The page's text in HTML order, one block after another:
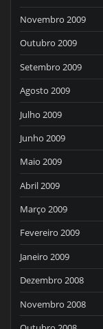
Novembro 2009
Outubro 2009
Setembro 2009
Agosto 2009
Julho 2009
Junho 2009
Maio 2009
Abril 2009
Março 2009
Fevereiro 2009
Janeiro 2009
Dezembro 2008
Novembro 2008